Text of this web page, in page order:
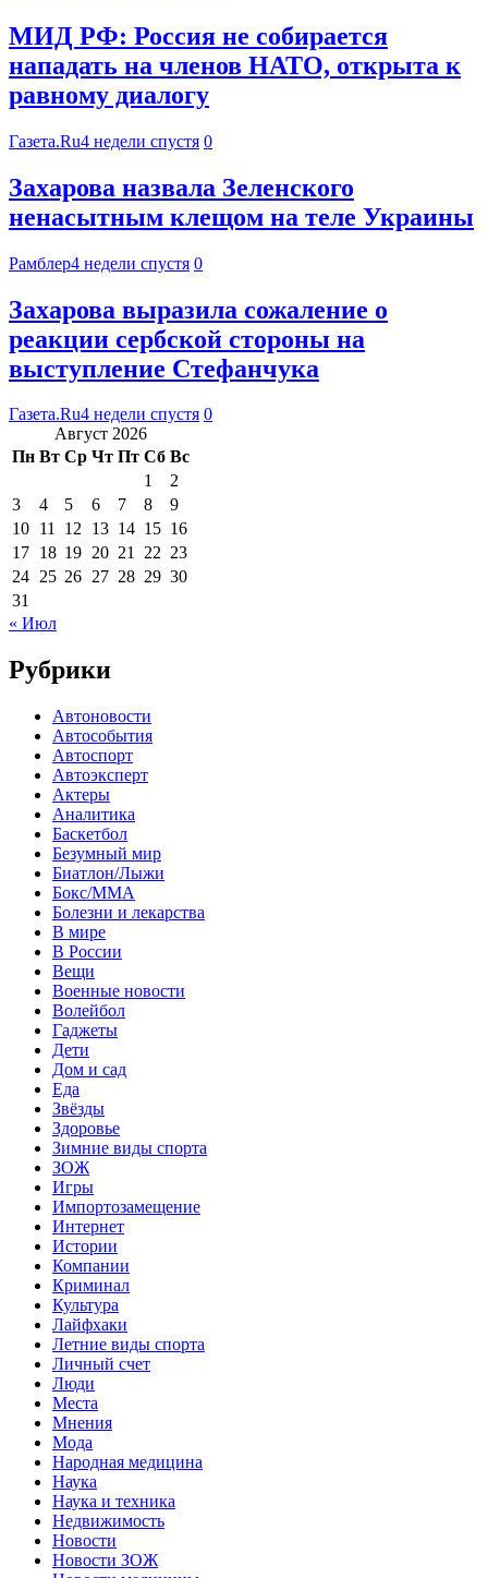
МИД РФ: Россия не собирается
нападать на членов НАТО, открыта к
равному диалогу
Газета.Ru4 недели спустя 0
Захарова назвала Зеленского
ненасытным клещом на теле Украины
Рамблер4 недели спустя 0
Захарова выразила сожаление о
реакции сербской стороны на
выступление Стефанчука
Газета.Ru4 недели спустя 0
Август 2026
Пн Вт Ср Чт Пт Сб Вс
1
2
3
4 5 6 7 8
9
10 11 12 13 14 15 16
17 18 19 20 21 22 23
24 25 26 27 28 29 30
31
« Июл
Рубрики
Автоновости
Автособытия
Автоспорт
Автоэксперт
Актеры
Аналитика
Баскетбол
Безумный мир
Биатлон/Лыжи
Бокс/MMA
Болезни и лекарства
В мире
В России
Вещи
Военные новости
Волейбол
Гаджеты
Дети
Дом и сад
Еда
Звёзды
Здоровье
Зимние виды спорта
ЗОЖ
Игры
Импортозамещение
Интернет
Истории
Компании
Криминал
Культура
Лайфхаки
Летние виды спорта
Личный счет
Люди
Места
Мнения
Мода
Народная медицина
Наука
Наука и техника
Недвижимость
Новости
Новости ЗОЖ